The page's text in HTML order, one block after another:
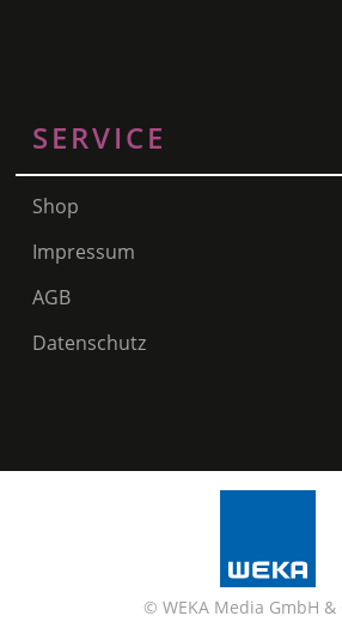
SERVICE
Shop
Impressum
AGB
Datenschutz
© WEKA Media GmbH &